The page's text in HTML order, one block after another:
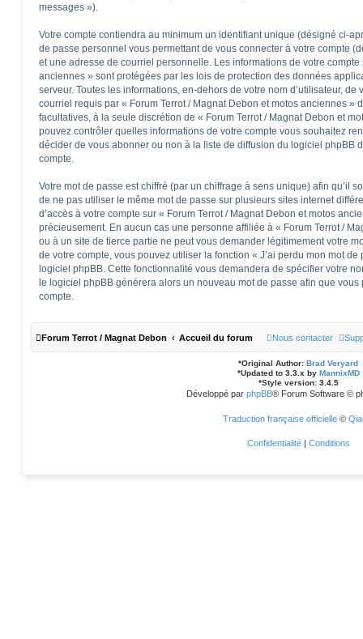
messages »).
Votre compte contiendra au minimum un identifiant unique (désigné ci-
de passe personnel vous permettant de vous connecter à votre compte
et une adresse de courriel personnelle. Les informations de votre
anciennes » sont protégées par les lois de protection des données
serveur. Toutes les informations, en-dehors de votre nom d’utilisateur,
courriel requis par « Forum Terrot / Magnat Debon et motos anciennes »
facultatives, à la seule discrétion de « Forum Terrot / Magnat Debon et
pouvez contrôler quelles informations de votre compte vous souhaitez
décider de vous abonner ou non à la liste de diffusion du logiciel phpBB
compte.
Votre mot de passe est chiffré (par un chiffrage à sens unique) afin qu’il
de ne pas utiliser le même mot de passe sur plusieurs sites internet
d’accès à votre compte sur « Forum Terrot / Magnat Debon et motos
précieusement. En aucun cas une personne affiliée à « Forum Terrot /
ou à un site de tierce partie ne peut vous demander légitimement votre
de votre compte, vous pouvez utiliser la fonction « J’ai perdu mon mot
logiciel phpBB. Cette fonctionnalité vous demandera de spécifier votre
le logiciel phpBB générera alors un nouveau mot de passe afin que
compte.
Forum Terrot / Magnat Debon Accueil du forum Nous contacter
*Original Author: Brad Veryard
*Updated to 3.3.x by MannixMD
*Style version: 3.4.5
Développé par phpBB® Forum Software ©
Traduction française officielle©
Confidentialité | Conditions